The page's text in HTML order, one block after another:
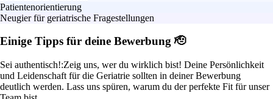
Patientenorientierung
Neugier für geriatrische Fragestellungen
Einige Tipps für deine Bewerbung 🫡
Sei authentisch!:Zeig uns, wer du wirklich bist! Deine Persönlichkeit
und Leidenschaft für die Geriatrie sollten in deiner Bewerbung
deutlich werden. Lass uns spüren, warum du der perfekte Fit für unser